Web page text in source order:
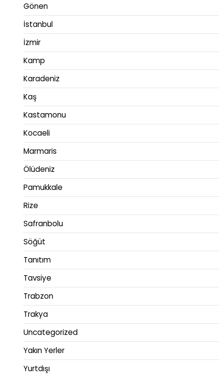
Gönen
İstanbul
İzmir
Kamp
Karadeniz
Kaş
Kastamonu
Kocaeli
Marmaris
Ölüdeniz
Pamukkale
Rize
Safranbolu
Söğüt
Tanıtım
Tavsiye
Trabzon
Trakya
Uncategorized
Yakın Yerler
Yurtdışı